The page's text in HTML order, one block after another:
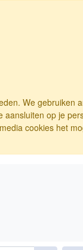
We gebruiken
op je
cookies het